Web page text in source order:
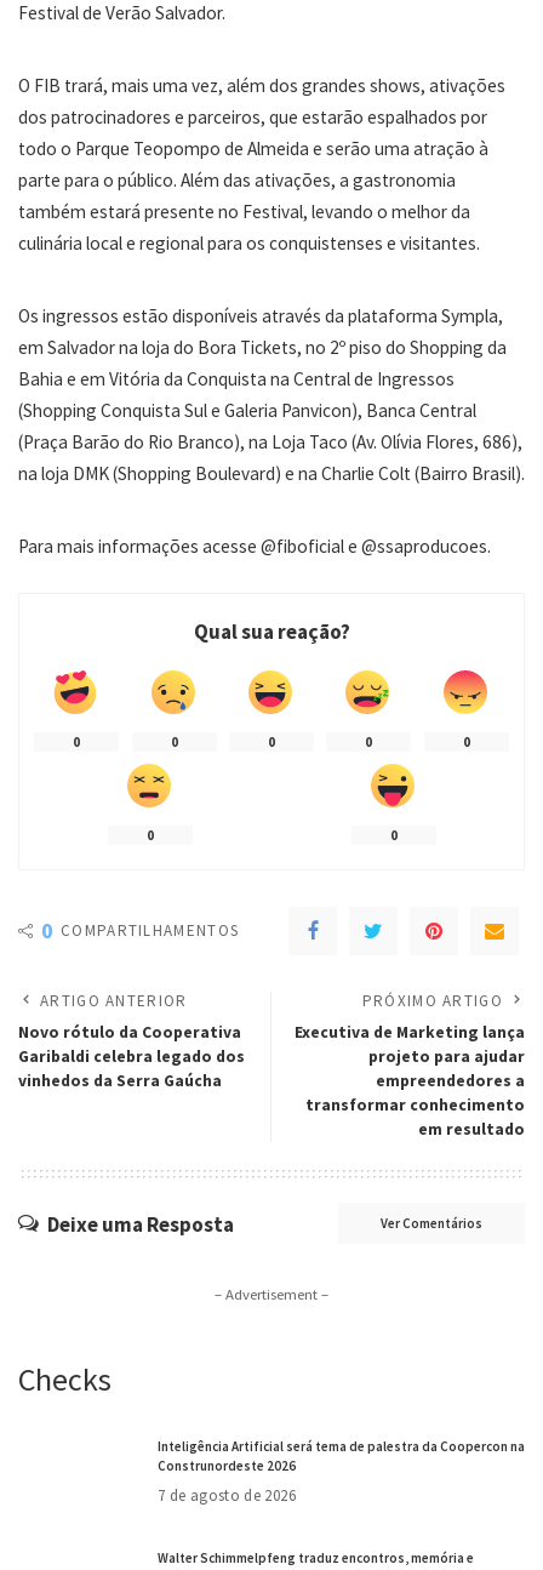
Festival de Verão Salvador.
O FIB trará, mais uma vez, além dos grandes shows, ativações
dos patrocinadores e parceiros, que estarão espalhados por
todo o Parque Teopompo de Almeida e serão uma atração à
parte para o público. Além das ativações, a gastronomia
também estará presente no Festival, levando o melhor da
culinária local e regional para os conquistenses e visitantes.
Os ingressos estão disponíveis através da plataforma Sympla,
em Salvador na loja do Bora Tickets, no 2º piso do Shopping da
Bahia e em Vitória da Conquista na Central de Ingressos
(Shopping Conquista Sul e Galeria Panvicon), Banca Central
(Praça Barão do Rio Branco), na Loja Taco (Av. Olívia Flores, 686),
na loja DMK (Shopping Boulevard) e na Charlie Colt (Bairro Brasil).
Para mais informações acesse @fiboficial e @ssaproducoes.
Qual sua reação?
0 0 0 0 0
0 0
0 COMPARTILHAMENTOS
ARTIGO ANTERIOR
Novo rótulo da Cooperativa
Garibaldi celebra legado dos
vinhedos da Serra Gaúcha
PRÓXIMO ARTIGO
Executiva de Marketing lança
projeto para ajudar
empreendedores a
transformar conhecimento
em resultado
Deixe uma Resposta Ver Comentários
– Advertisement –
Checks
Inteligência Artificial será tema de palestra da Coopercon na
Construnordeste 2026
7 de agosto de 2026
Walter Schimmelpfeng traduz encontros, memória e